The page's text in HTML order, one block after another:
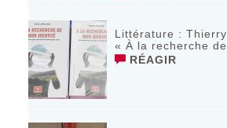
Littérature :
« À la recherche
RÉAGIR